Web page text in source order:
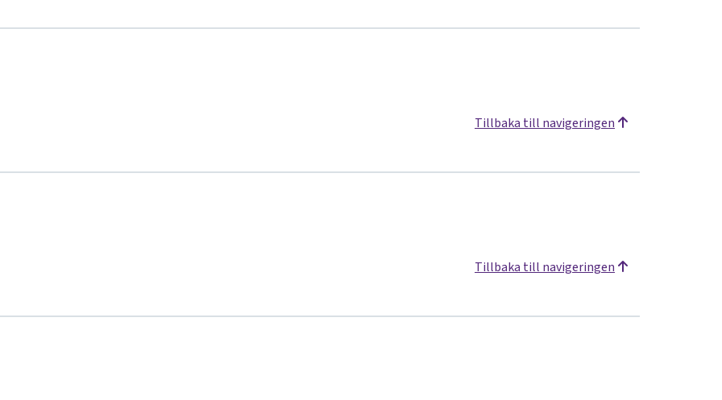
Tillbaka till navigeringen
Tillbaka till navigeringen